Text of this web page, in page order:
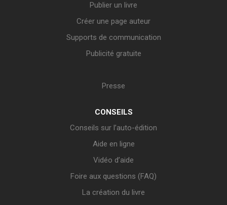
Publier un livre
Créer une page auteur
Supports de communication
Publicité gratuite
Presse
CONSEILS
Conseils sur l’auto-édition
Aide en ligne
Vidéo d’aide
Foire aux questions (FAQ)
La création du livre